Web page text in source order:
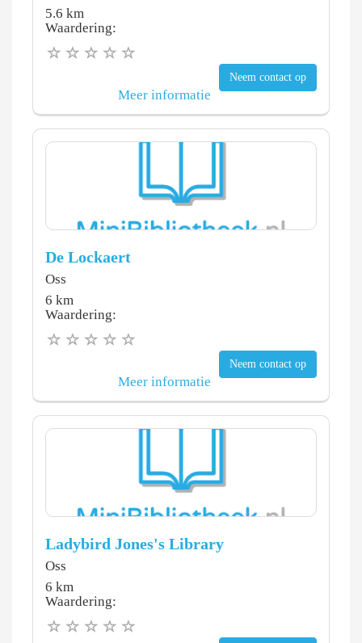
5.6 km
Waardering:
Neem contact op
Meer informatie
De Lockaert
Oss
6 km
Waardering:
Neem contact op
Meer informatie
Ladybird Jones's Library
Oss
6 km
Waardering: